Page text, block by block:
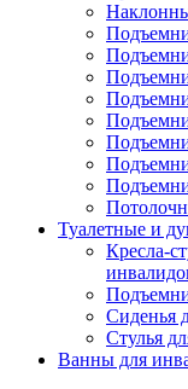
Туалетные и
Кресла-
Сиденья
Стулья
Ванны для